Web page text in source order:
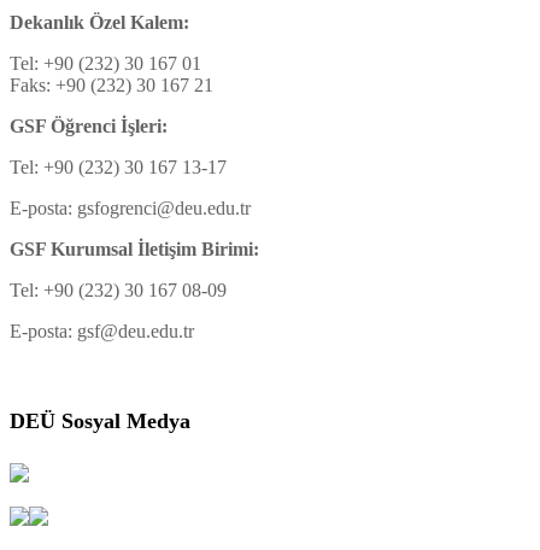
Dekanlık Özel Kalem:
Tel: +90 (232) 30 167 01
Faks: +90 (232) 30 167 21
GSF Öğrenci İşleri:
Tel: +90 (232) 30 167 13-17
E-posta: gsfogrenci@deu.edu.tr
GSF Kurumsal İletişim Birimi:
Tel: +90 (232) 30 167 08-09
E-posta: gsf@deu.edu.tr
DEÜ Sosyal Medya